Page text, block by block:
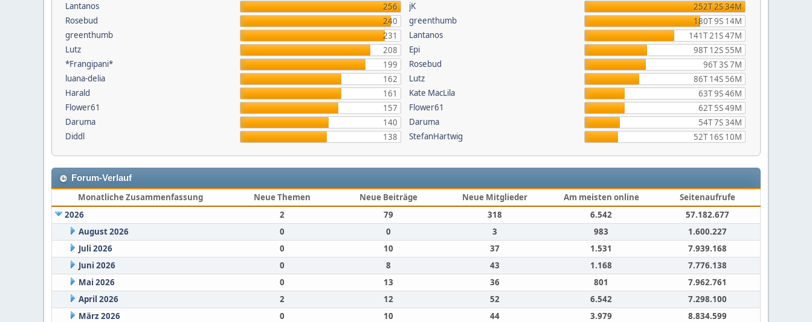
Lantanos
256
Rosebud
240
greenthumb
231
Lutz
208
*Frangipani*
199
luana-delia
162
Harald
161
Flower61
157
Daruma
140
Diddl
138
jK
252T 2S 34M
greenthumb
180T 9S 14M
Lantanos
141T 21S 47M
Epi
98T 12S 55M
Rosebud
96T 3S 7M
Lutz
86T 14S 56M
Kate MacLila
63T 9S 46M
Flower61
62T 5S 49M
Daruma
54T 7S 34M
StefanHartwig
52T 16S 10M
Forum-Verlauf
Monatliche Zusammenfassung Neue Themen Neue Beiträge Neue Mitglieder Am meisten online
Seitenaufrufe
2026
2 79 318 6.542
57.182.677
August 2026
0 0 3 983
1.600.227
Juli 2026
0 10 37 1.531
7.939.168
Juni 2026
0 8 43 1.168
7.776.138
Mai 2026
0 13 36 801
7.962.761
April 2026
2 12 52 6.542
7.298.100
März 2026
0 10 44 3.979
8.834.599